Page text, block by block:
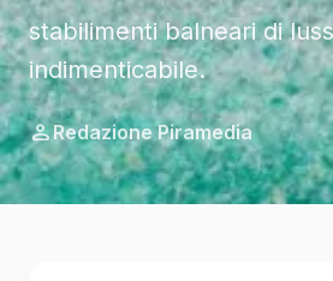
stabilimenti balneari di
indimenticabile.
Redazione Piramedia